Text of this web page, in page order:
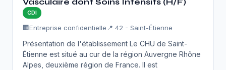
CDI
🏢Entreprise confidentielle 📍 42 - Saint-Étienne
Présentation de l'établissement Le CHU de Saint-
Étienne est situé au cur de la région Auvergne Rhône
Alpes, deuxième région de France. Il est